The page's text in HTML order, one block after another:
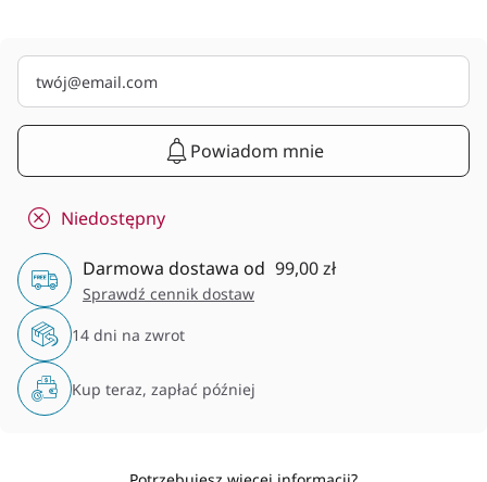
Powiadom mnie
Niedostępny
Darmowa dostawa od 99,00 zł
Sprawdź cennik dostaw
14 dni na zwrot
Kup teraz, zapłać później